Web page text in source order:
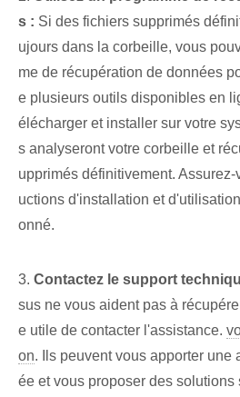
s : Si des fichiers supprimés
ujours dans la corbeille, vous
me de récupération de données
e plusieurs outils disponibles en
élécharger et installer sur votre
s analyseront votre corbeille et
upprimés définitivement.
uctions d'installation et
onné.
3. Contactez le support
sus ne vous aident pas à
e utile de contacter l'assistance.
on. Ils peuvent vous apporter une
ée et vous proposer des solutions